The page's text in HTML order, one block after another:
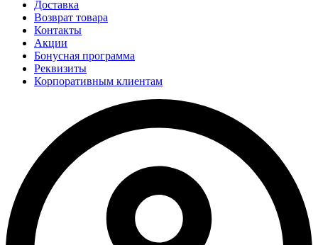
Доставка
Возврат товара
Контакты
Акции
Бонусная программа
Реквизиты
Корпоративным клиентам